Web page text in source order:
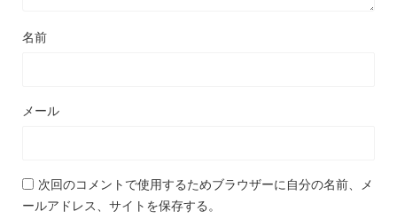
名前
メール
次回のコメントで使用するためブラウザーに自分の名前、メ
ールアドレス、サイトを保存する。